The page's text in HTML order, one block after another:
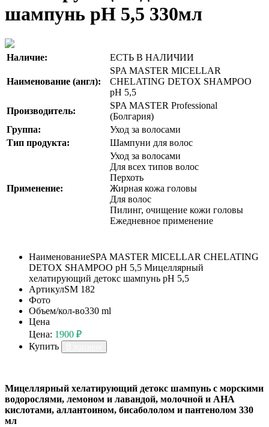
шампунь pH 5,5 330мл
Наличие: ЕСТЬ В НАЛИЧИИ
Наименование (англ):
SPA MASTER MICELLAR
CHELATING DETOX SHAMPOO
pH 5,5
Производитель:
SPA MASTER Professional
(Болгария)
Группа:
Уход за волосами
Тип продукта:
Шампуни для волос
Применение:
Уход за волосами
Для всех типов волос
Перхоть
Жирная кожа головы
Для волос
Пилинг, очищение кожи головы
Ежедневное применение
НаименованиеSPA MASTER MICELLAR CHELATING
DETOX SHAMPOO pH 5,5 Мицеллярный
хелатирующий детокс шампунь pH 5,5
АртикулSM 182
Фото
Объем/кол-во330 ml
Цена
Цена: 1900 ₽
Купить
Мицеллярный хелатирующий детокс шампунь с морскими
водорослями, лемоном и лавандой, молочной и AHA
кислотами, аллантоином, бисабололом и пантенолом 330
мл